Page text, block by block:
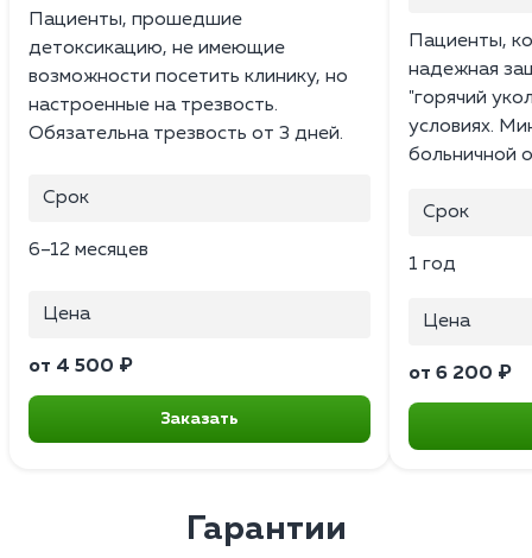
Пациенты, прошедшие
детоксикацию, не имеющие
возможности посетить клинику, но
настроенные на трезвость.
Обязательна трезвость от 3 дней.
Срок
6–12 месяцев
Цена
от 4 500 ₽
Заказать
Пациенты,
надежная
"горячий
условиях.
больничной
Срок
1 год
Цена
от 6 200 ₽
Гарантии